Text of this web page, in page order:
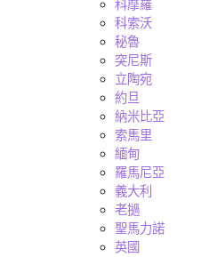
科摩羅
科索沃
秘魯
突尼斯
立陶宛
約旦
納米比亞
索馬里
緬甸
羅馬尼亞
義大利
老撾
聖馬力諾
英國